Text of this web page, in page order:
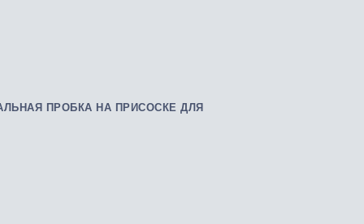
ПРОБКА НА ПРИСОСКЕ ДЛЯ